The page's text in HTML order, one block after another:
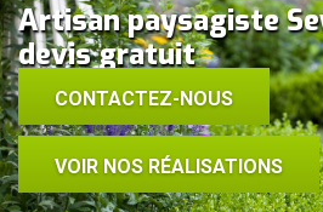
Artisan paysagiste
devis gratuit
CONTACTEZ-NOUS
VOIR NOS RÉALISATIONS